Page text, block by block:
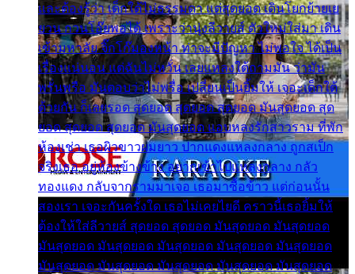
และต้องรู้ว่า เด็กใต้ไม่ธรรมดา แต่สุดยอด เดินโยกย้ายเย
ยวน กวนโอ๊ยพอได้ เพราะว่านุ่งลีวายส์ ตัวใหม่ใส่มา เดิน
เข้ามหาลัย จิ๊กโก๊มองหน้า ท่าจะมีปัญหา ไม่พอใจ ได้เป็น
เรื่องแน่นอน แต่ฉันไม่หวั่น เลยแหลงใต้ถามมัน ว่ามัน
พรั่นพรือ มันตอบว่าไม่พรื่อ เปลี่ยนเป็นยิ้มให้ เจอะเด็กใต้
ด้วยกัน ก็เลยรอด สุดยอด สุดยอด สุดยอด มันสุดยอด สุด
ยอด สุดยอด สุดยอด มันสุดยอด แอบหลงรักสาวราม ที่พัก
ห้องเช่า เธอผิวขาวผมยาว ปากแดงแหลงกลาง ถูกสเป็ก
จริงเธอ อยู่ห้องข้างข้าง อยากเข้าไปแหลงกลาง กลัว
ทองแดง กลับจากรามมาเจอ เธอมาซื้อข้าว แต่ก่อนนั้น
สองเรา เจอะกันครั้งใด เธอไม่เคยไยดี คราวนี้เธอยิ้มให้
ต้องให้ใส่ลีวายส์ สุดยอด สุดยอด มันสุดยอด มันสุดยอด
มันสุดยอด มันสุดยอด มันสุดยอด มันสุดยอด มันสุดยอด
มันสุดยอด มันสุดยอด มันสุดยอด มันสุดยอด มันสุดยอด